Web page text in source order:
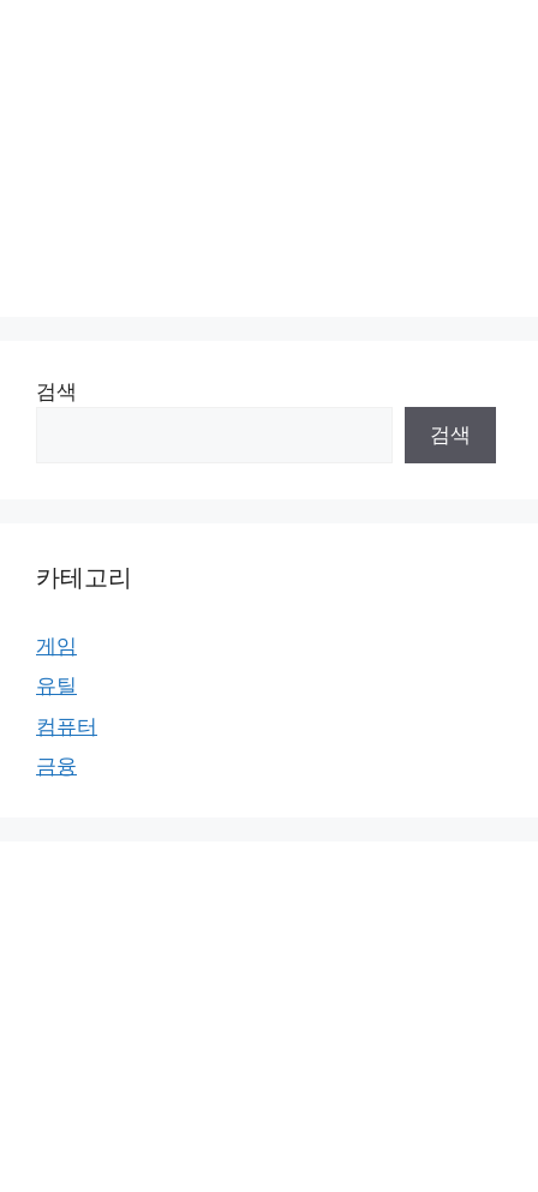
검색
검색
카테고리
게임
유틸
컴퓨터
금융